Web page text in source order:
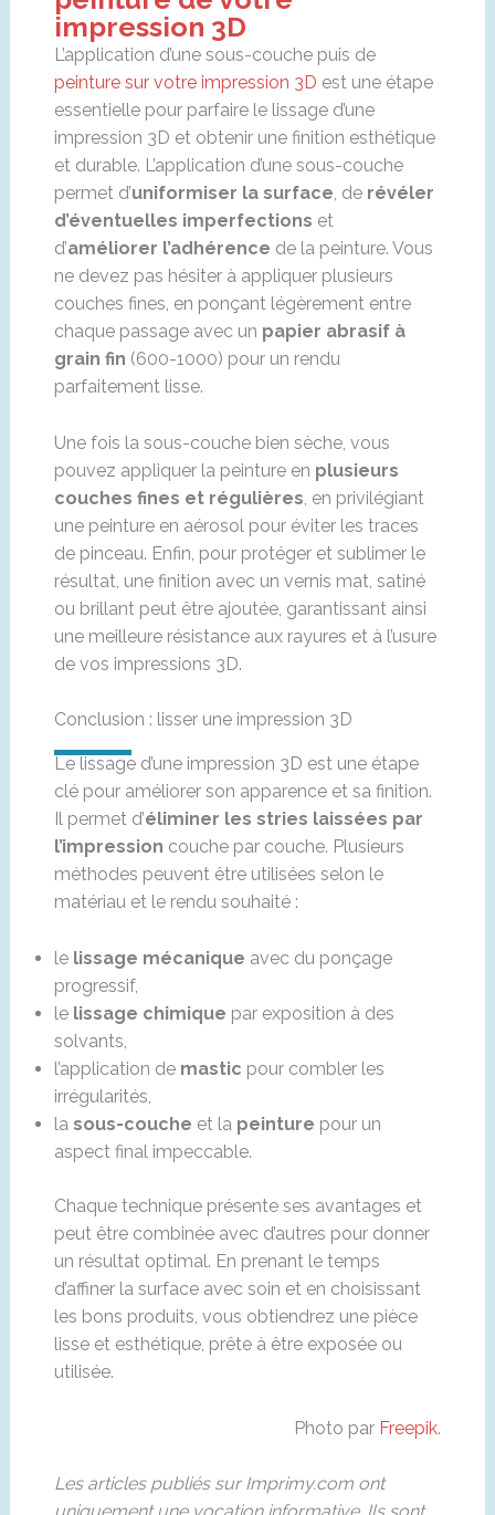
impression 3D
L’application d’une sous-couche puis de
peinture sur votre impression 3D est une étape
essentielle pour parfaire le lissage d’une
impression 3D et obtenir une finition esthétique
et durable. L’application d’une sous-couche
permet d’uniformiser la surface, de révéler
d’éventuelles imperfections et
d’améliorer l’adhérence de la peinture. Vous
ne devez pas hésiter à appliquer plusieurs
couches fines, en ponçant légèrement entre
chaque passage avec un papier abrasif à
grain fin (600-1000) pour un rendu
parfaitement lisse.
Une fois la sous-couche bien sèche, vous
pouvez appliquer la peinture en plusieurs
couches fines et régulières , en privilégiant
une peinture en aérosol pour éviter les traces
de pinceau. Enfin, pour protéger et sublimer le
résultat, une finition avec un vernis mat, satiné
ou brillant peut être ajoutée, garantissant ainsi
une meilleure résistance aux rayures et à l’usure
de vos impressions 3D.
Conclusion : lisser une impression 3D
Le lissage d’une impression 3D est une étape
clé pour améliorer son apparence et sa finition.
Il permet d’éliminer les stries laissées par
l’impression couche par couche. Plusieurs
méthodes peuvent être utilisées selon le
matériau et le rendu souhaité :
le lissage mécanique avec du ponçage
progressif,
le lissage chimique par exposition à des
solvants,
l’application de mastic pour combler les
irrégularités,
la sous-couche et la peinture pour un
aspect final impeccable.
Chaque technique présente ses avantages et
peut être combinée avec d’autres pour donner
un résultat optimal. En prenant le temps
d’affiner la surface avec soin et en choisissant
les bons produits, vous obtiendrez une pièce
lisse et esthétique, prête à être exposée ou
utilisée.
Photo par Freepik.
Les articles publiés sur Imprimy.com ont